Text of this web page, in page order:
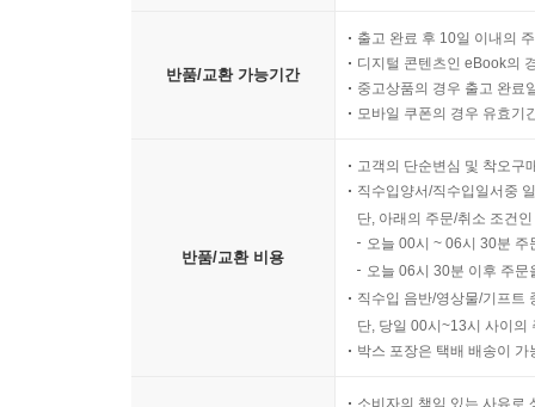
반품/교환 가능기간
출고 완료 후 10일 이내의
디지털 콘텐츠인 eBook의
중고상품의 경우 출고 완료
모바일 쿠폰의 경우 유효기
반품/교환 비용
고객의 단순변심 및 착오구
직수입양서/직수입일서중
단, 아래의 주문/취소 조건
오늘 00시 ~ 06시 30분
오늘 06시 30분 이후 주
직수입 음반/영상물/기프트
단, 당일 00시~13시 사이의
박스 포장은 택배 배송이